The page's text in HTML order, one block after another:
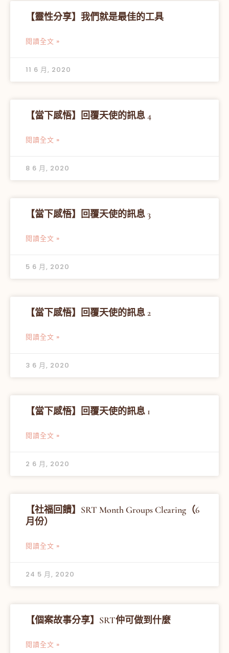
【靈性分享】我們就是最佳的工具
閱讀全文 »
11 6 月, 2020
【當下感悟】回覆天使的訊息 4
閱讀全文 »
8 6 月, 2020
【當下感悟】回覆天使的訊息 3
閱讀全文 »
5 6 月, 2020
【當下感悟】回覆天使的訊息 2
閱讀全文 »
3 6 月, 2020
【當下感悟】回覆天使的訊息 1
閱讀全文 »
2 6 月, 2020
【社福回饋】SRT Month Groups Clearing（6
月份）
閱讀全文 »
24 5 月, 2020
【個案故事分享】SRT仲可做到什麼
閱讀全文 »